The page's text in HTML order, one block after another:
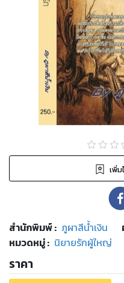
เพิ่
สำนักพิมพ์: ภูผาสีน้ำเงิน
หมวดหมู่: นิยายรักผู้ใหญ่
ราคา